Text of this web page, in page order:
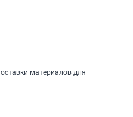
материалов для